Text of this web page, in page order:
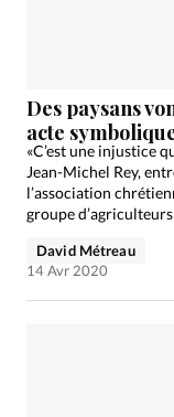
Devise:CHF
RUBRIQUES
Tous les articles
Actualité
Dossier
Eglises
Des paysans
acte
«C’est une injustice
Jean-Michel Rey,
l’association
groupe
David Métreau
14 Avr 2020